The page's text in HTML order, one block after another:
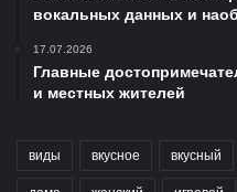
вокальных данных и
17.07.2026
Главные
и местных жителей
виды вкусное вкусный